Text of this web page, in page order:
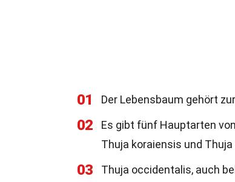
01 Der Lebensbaum gehört
02
Es gibt fünf Hauptarten
Thuja koraiensis und
03
Thuja occidentalis, auch